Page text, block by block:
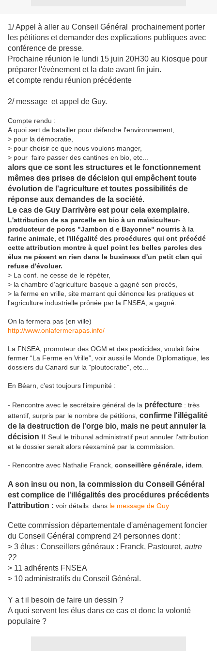
1/ Appel à aller au Conseil Général prochainement porter
les pétitions et demander des explications publiques avec
conférence de presse.
Prochaine réunion le lundi 15 juin 20H30 au Kiosque pour
préparer l'évènement et la date avant fin juin.
et compte rendu réunion précédente
2/ message et appel de Guy.
Compte rendu :
A quoi sert de batailler pour défendre l'environnement,
> pour la démocratie,
> pour choisir ce que nous voulons manger,
> pour faire passer des cantines en bio, etc...
alors que ce sont les structures et le fonctionnement
mêmes des prises de décision qui empêchent toute
évolution de l'agriculture et toutes possibilités de
réponse aux demandes de la société.
Le cas de Guy Darrivère est pour cela exemplaire.
L'attribution de sa parcelle en bio à un maïsiculteur-
producteur de porcs "Jambon d e Bayonne" nourris à la
farine animale, et l'illégalité des procédures qui ont précédé
cette attribution montre à quel point les belles paroles des
élus ne pèsent en rien dans le business d'un petit clan qui
refuse d'évoluer.
> La conf. ne cesse de le répéter,
> la chambre d'agriculture basque a gagné son procès,
> la ferme en vrille, site marrant qui dénonce les pratiques et
l'agriculture industrielle prônée par la FNSEA, a gagné.
On la fermera pas (en ville)
http://www.onlafermerapas.info/
La FNSEA, promoteur des OGM et des pesticides, voulait faire
fermer “La Ferme en Vrille”, voir aussi le Monde Diplomatique, les
dossiers du Canard sur la "ploutocratie", etc...
En Béarn, c'est toujours l'impunité :
- Rencontre avec le secrétaire général de la préfecture : très
attentif, surpris par le nombre de pétitions, confirme l'illégalité
de la destruction de l'orge bio, mais ne peut annuler la
décision !! Seul le tribunal administratif peut annuler l'attribution
et le dossier serait alors réexaminé par la commission.
- Rencontre avec Nathalie Franck, conseillère générale, idem
A son insu ou non, la commission du Conseil Général
est complice de l'illégalités des procédures précédents
l'attribution : voir détails dans le message de Guy
Cette commission départementale d'aménagement foncier
du Conseil Général comprend 24 personnes dont :
> 3 élus : Conseillers généraux : Franck, Pastouret, autre
??
> 11 adhérents FNSEA
> 10 administratifs du Conseil Général.
Y a t il besoin de faire un dessin ?
A quoi servent les élus dans ce cas et donc la volonté
populaire ?